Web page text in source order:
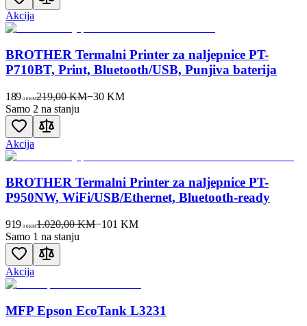
Akcija
BROTHER Termalni Printer za naljepnice PT-
P710BT, Print, Bluetooth/USB, Punjiva baterija
189 00KM219,00 KM−30 KM
Samo 2 na stanju
Akcija
BROTHER Termalni Printer za naljepnice PT-
P950NW, WiFi/USB/Ethernet, Bluetooth-ready
919 00KM1.020,00 KM−101 KM
Samo 1 na stanju
Akcija
MFP Epson EcoTank L3231